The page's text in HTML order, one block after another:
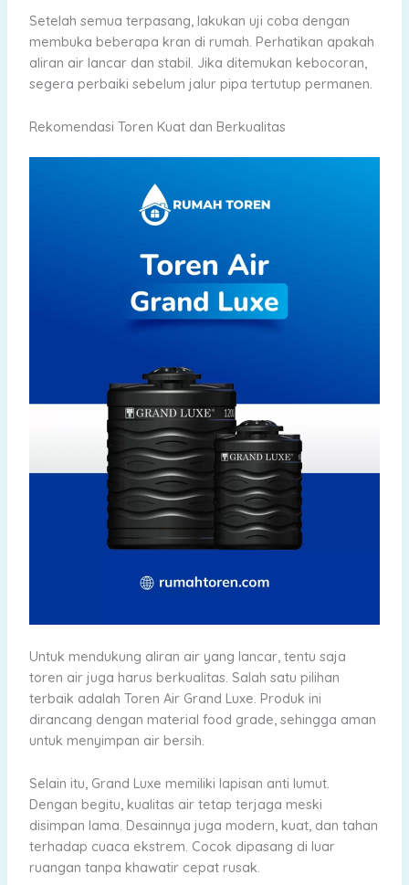
Setelah semua terpasang, lakukan uji coba dengan
membuka beberapa kran di rumah. Perhatikan apakah
aliran air lancar dan stabil. Jika ditemukan kebocoran,
segera perbaiki sebelum jalur pipa tertutup permanen.
Rekomendasi Toren Kuat dan Berkualitas
Untuk mendukung aliran air yang lancar, tentu saja
toren air juga harus berkualitas. Salah satu pilihan
terbaik adalah Toren Air Grand Luxe. Produk ini
dirancang dengan material food grade, sehingga aman
untuk menyimpan air bersih.
Selain itu, Grand Luxe memiliki lapisan anti lumut.
Dengan begitu, kualitas air tetap terjaga meski
disimpan lama. Desainnya juga modern, kuat, dan tahan
terhadap cuaca ekstrem. Cocok dipasang di luar
ruangan tanpa khawatir cepat rusak.